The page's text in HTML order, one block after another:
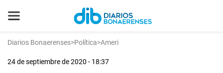
Diarios Bonaerenses>Política>Ameri
24 de septiembre de 2020 - 18:37